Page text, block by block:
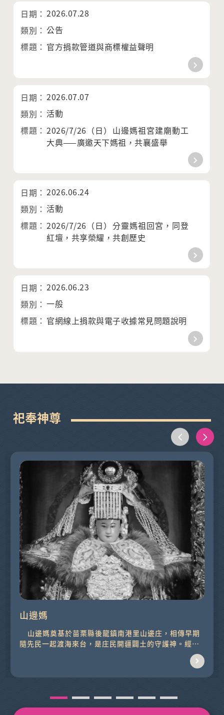
2026.07.28
公告
官方捐款管道與商標權益聲明
2026.07.07
活動
2026/7/26（日）山邊媽祖宮建廟動工
大典——廣邀天下媽祖，共襄盛舉
2026.06.24
活動
2026/7/26（日）分靈媽祖回宮，同登
紅壇，共享榮耀，共創歷史
2026.06.23
一般
官網線上捐款與電子收據常見問題說明
祀奉神尊
山邊媽
隨先民一起渡海來台，是庄民開疆闢土的守護神。經